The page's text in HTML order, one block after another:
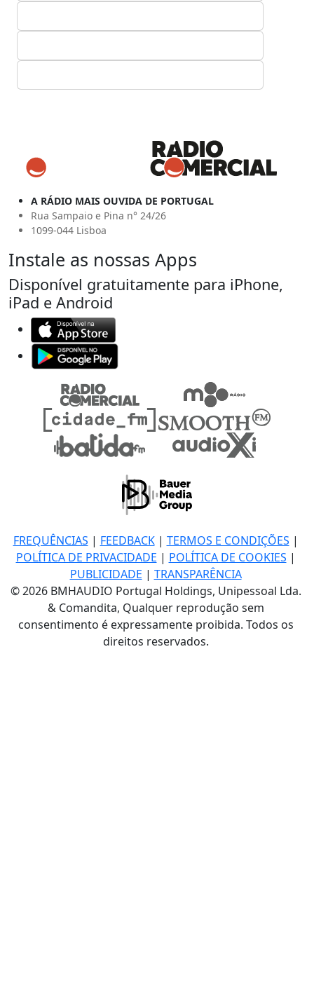
A RÁDIO MAIS OUVIDA DE PORTUGAL
Rua Sampaio e Pina n° 24/26
1099-044 Lisboa
Instale as nossas Apps
Disponível gratuitamente para iPhone,
iPad e Android
FREQUÊNCIAS | FEEDBACK| TERMOS E CONDIÇÕES |
POLÍTICA DE PRIVACIDADE | POLÍTICA DE COOKIES |
PUBLICIDADE | TRANSPARÊNCIA
© 2026 BMHAUDIO Portugal Holdings, Unipessoal Lda.
& Comandita, Qualquer reprodução sem
consentimento é expressamente proibida. Todos os
direitos reservados.